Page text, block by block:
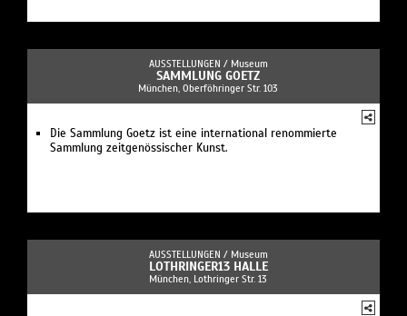
AUSSTELLUNGEN / Museum
SAMMLUNG GOETZ
München, Oberföhringer Str. 103
Die Sammlung Goetz ist eine international renommierte
Sammlung zeitgenössischer Kunst.
AUSSTELLUNGEN / Museum
LOTHRINGER13 HALLE
München, Lothringer Str. 13